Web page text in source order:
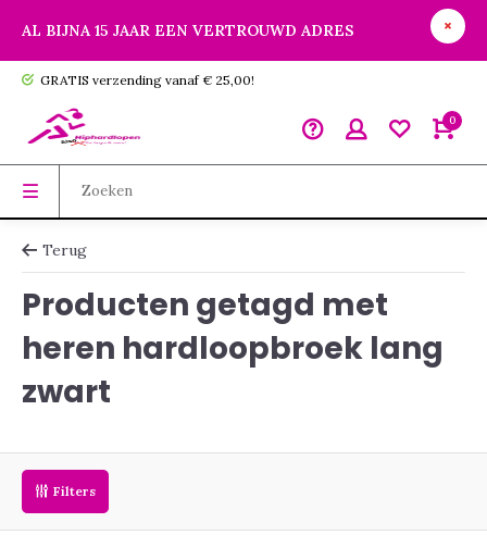
AL BIJNA 15 JAAR EEN VERTROUWD ADRES
GRATIS verzending vanaf € 25,00!
0
Terug
Producten getagd met
heren hardloopbroek lang
zwart
Filters